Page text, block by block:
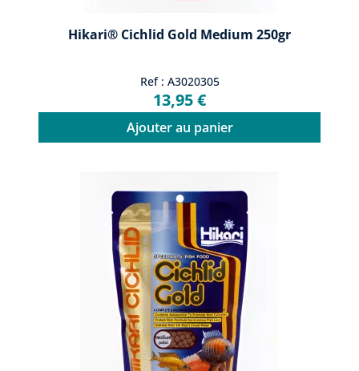
Hikari® Cichlid Gold Medium 250gr
Ref : A3020305
13,95 €
Ajouter au panier